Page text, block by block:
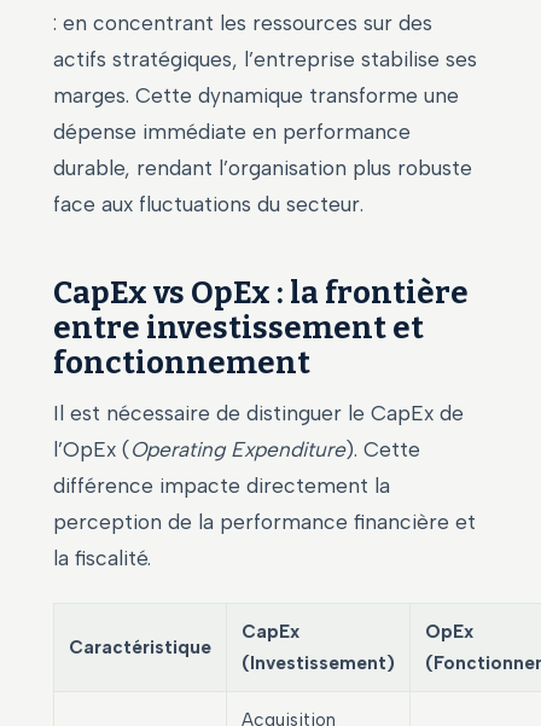
: en concentrant les ressources sur des
actifs stratégiques, l’entreprise stabilise ses
marges. Cette dynamique transforme une
dépense immédiate en performance
durable, rendant l’organisation plus robuste
face aux fluctuations du secteur.
CapEx vs OpEx : la frontière
entre investissement et
fonctionnement
Il est nécessaire de distinguer le CapEx de
l’OpEx ( Operating Expenditure). Cette
différence impacte directement la
perception de la performance financière et
la fiscalité.
Caractéristique
CapEx
(Investissement)
OpEx
Acquisition